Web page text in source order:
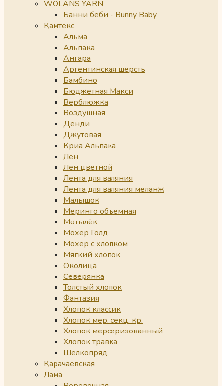
WOLANS YARN
Банни беби - Bunny Baby
Камтекс
Альма
Альпака
Ангара
Аргентинская шерсть
Бамбино
Бюджетная Макси
Верблюжка
Воздушная
Денди
Джутовая
Криа Альпака
Лен
Лен цветной
Лента для валяния
Лента для валяния меланж
Малышок
Меринго объемная
Мотылёк
Мохер Голд
Мохер с хлопком
Мягкий хлопок
Околица
Северянка
Толстый хлопок
Фантазия
Хлопок классик
Хлопок мер. секц. кр.
Хлопок мерсеризованный
Хлопок травка
Шелкопряд
Карачаевская
Лама